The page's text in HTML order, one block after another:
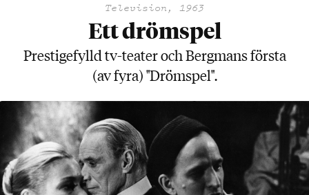
Television, 1963
Ett drömspel
Prestigefylld tv-teater och Bergmans första
(av fyra) "Drömspel".